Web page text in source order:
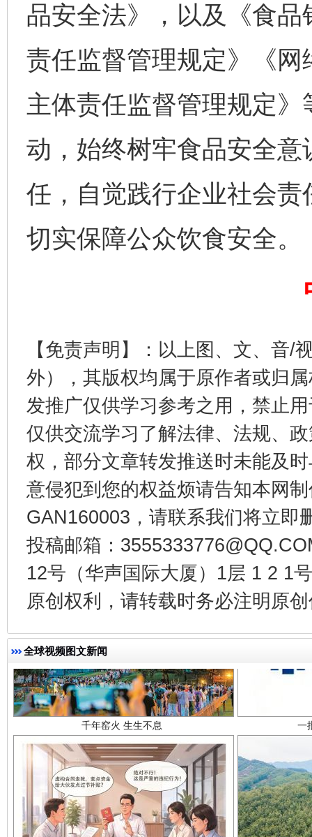
品安全法》，以及《食
责任监督管理规定》《
主体责任监督管理规定
动，始终树牢食品安全
任，自觉践行企业社会
切实保障公众饮食安全。
【免责声明】：以上图、文、音/
外），其版权均属于原作者或归
发推广仅供学习参考之用，禁止
仅供交流学习了解法律、法规、
权，部分文章转发推送时未能及
意侵犯到您的权益烦请告知本网
GAN160003，请联系我们将立即
投稿邮箱：
12号（华声国际大厦）1层 1 2 1
原创权利，请转载时务必注明原
全球视频图文新闻
东山县通报“牛蛙产品抗生素超标问题” 法
千年窑火 生生不息
揭开“小金库”的免责幌子